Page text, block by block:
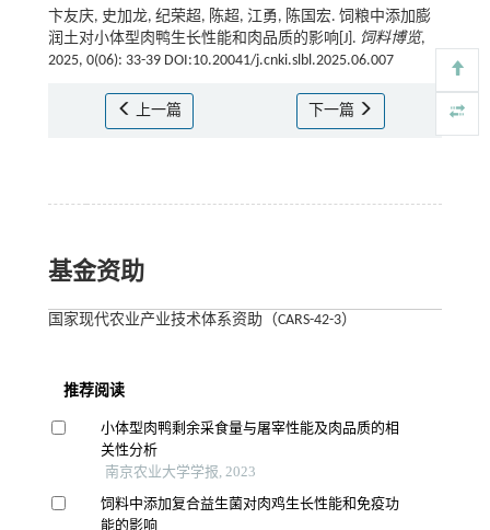
卞友庆, 史加龙, 纪荣超, 陈超, 江勇, 陈国宏. 饲粮中添加膨
润土对小体型肉鸭生长性能和肉品质的影响[J]. 饲料博览,
2025, 0(06): 33-39 DOI:10.20041/j.cnki.slbl.2025.06.007
上一篇 下一篇
基金资助
国家现代农业产业技术体系资助（CARS-42-3）